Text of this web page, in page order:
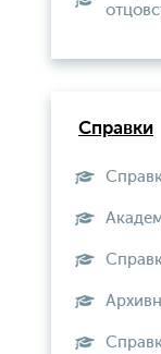
Справки